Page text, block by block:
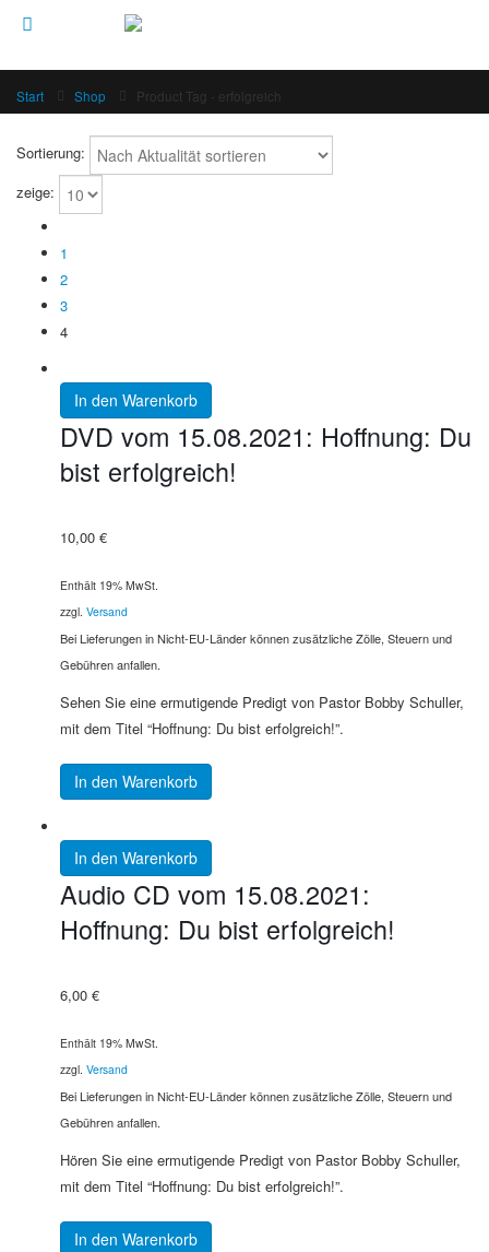
Start Shop Product Tag - erfolgreich
Sortierung:
zeige:
1
2
3
4
In den Warenkorb
DVD vom 15.08.2021: Hoffnung: Du
bist erfolgreich!
10,00 €
Enthält 19% MwSt.
zzgl. Versand
Bei Lieferungen in Nicht-EU-Länder können zusätzliche Zölle, Steuern und
Gebühren anfallen.
Sehen Sie eine ermutigende Predigt von Pastor Bobby Schuller,
mit dem Titel “Hoffnung: Du bist erfolgreich!”.
In den Warenkorb
In den Warenkorb
Audio CD vom 15.08.2021:
Hoffnung: Du bist erfolgreich!
6,00 €
Enthält 19% MwSt.
zzgl. Versand
Bei Lieferungen in Nicht-EU-Länder können zusätzliche Zölle, Steuern und
Gebühren anfallen.
Hören Sie eine ermutigende Predigt von Pastor Bobby Schuller,
mit dem Titel “Hoffnung: Du bist erfolgreich!”.
In den Warenkorb